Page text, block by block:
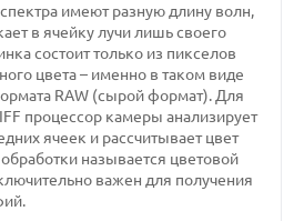
имеют разную длину волн,
в ячейку лучи лишь своего
состоит только из пикселов
цвета – именно в таком виде
RAW (сырой формат). Для
процессор камеры анализирует
ячеек и рассчитывает цвет
называется цветовой
важен для получения